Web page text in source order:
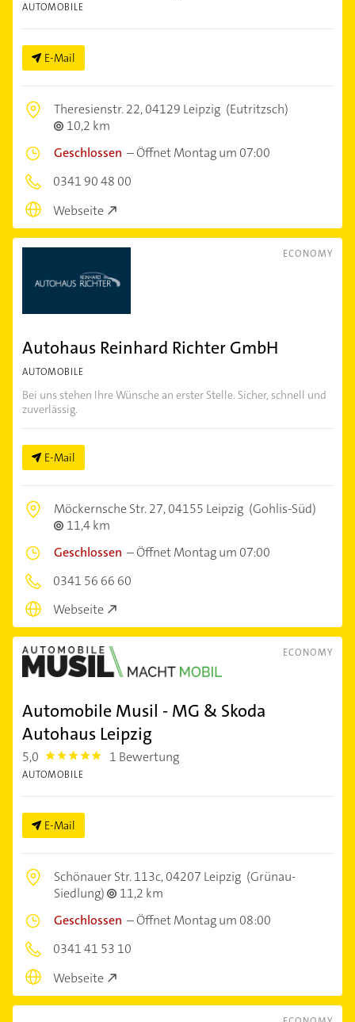
AUTOMOBILE
E-Mail
Theresienstr. 22,04129 Leipzig (Eutritzsch)
10,2 km
Geschlossen –Öffnet Montag um 07:00
0341 90 48 00
Webseite
ECONOMY
Autohaus Reinhard Richter GmbH
AUTOMOBILE
Bei uns stehen Ihre Wünsche an erster Stelle. Sicher, schnell und
zuverlässig.
E-Mail
Möckernsche Str. 27,04155 Leipzig (Gohlis-Süd)
11,4 km
Geschlossen –Öffnet Montag um 07:00
0341 56 66 60
Webseite
ECONOMY
Automobile Musil - MG & Skoda
Autohaus Leipzig
5,0 5.0 1 Bewertung
AUTOMOBILE
E-Mail
Schönauer Str. 113c,04207 Leipzig (Grünau-
Siedlung)
11,2 km
Geschlossen –Öffnet Montag um 08:00
0341 41 53 10
Webseite